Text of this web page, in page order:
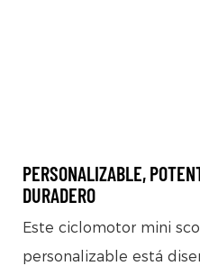
PERSONALIZABLE,
DURADERO
Este ciclomotor mini
personalizable está